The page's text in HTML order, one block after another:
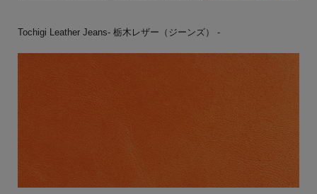
Tochigi Leather Jeans- 栃木レザー（ジーンズ） -